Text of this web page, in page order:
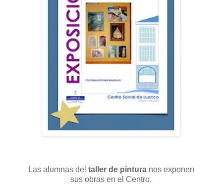
Las alumnas del taller de pinturanos exponen
sus obras en el Centro.